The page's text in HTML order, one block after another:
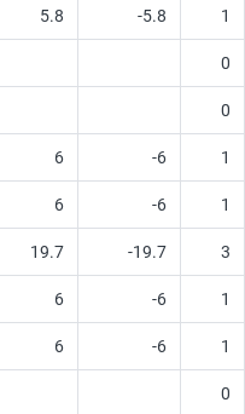
5.8 -5.8 1
0
0
6 -6 1
6 -6 1
19.7 -19.7 3
6 -6 1
6 -6 1
0